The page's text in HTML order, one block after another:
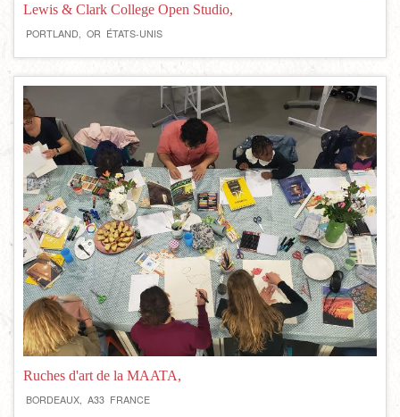
Lewis & Clark College Open Studio,
PORTLAND, OR ÉTATS-UNIS
Ruches d'art de la MAATA,
BORDEAUX, A33 FRANCE